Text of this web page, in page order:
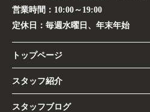
営業時間： 10:00～19:00
定休日： 毎週水曜日、年末年始
トップページ
スタッフ紹介
スタッフブログ